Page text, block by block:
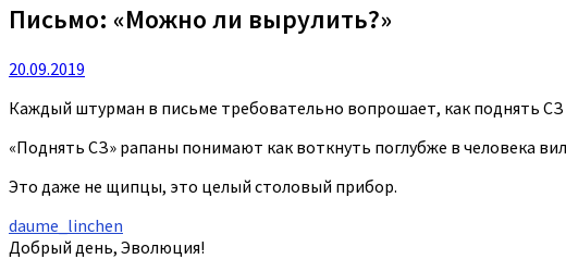
Письмо: «Можно ли вырулить?»
20.09.2019
Каждый штурман в письме требовательно вопрошает, как поднять СЗ
«Поднять СЗ» рапаны понимают как воткнуть поглубже в человека
Это даже не щипцы, это целый столовый прибор.
daume_linchen
Добрый день, Эволюция!